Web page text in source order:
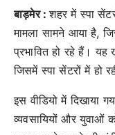
बाड़मेर :शहर में स्पा
मामला सामने आया है,
प्रभावित हो रहे हैं।
जिसमें स्पा सेंटरों में हो
इस वीडियो में दिखाया
व्यवसायियों और युवाओं